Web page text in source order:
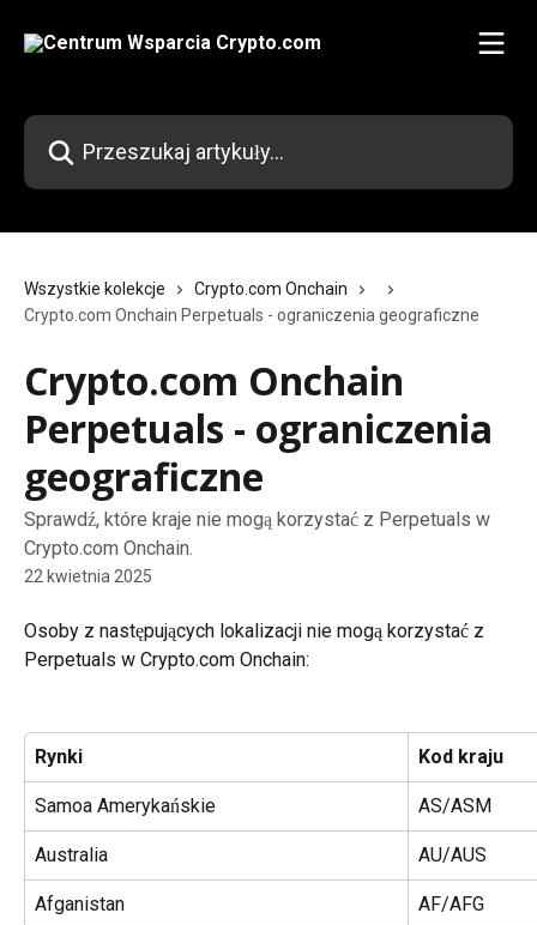
Przeszukaj artykuły...
Wszystkie kolekcje
Crypto.com Onchain
Crypto.com Onchain Perpetuals - ograniczenia geograficzne
Crypto.com Onchain
Perpetuals - ograniczenia
geograficzne
Sprawdź, które kraje nie mogą korzystać z Perpetuals w
Crypto.com Onchain.
22 kwietnia 2025
Osoby z następujących lokalizacji nie mogą korzystać z
Perpetuals w Crypto.com Onchain:
Rynki Kod kraju
Samoa Amerykańskie AS/ASM
Australia AU/AUS
Afganistan AF/AFG